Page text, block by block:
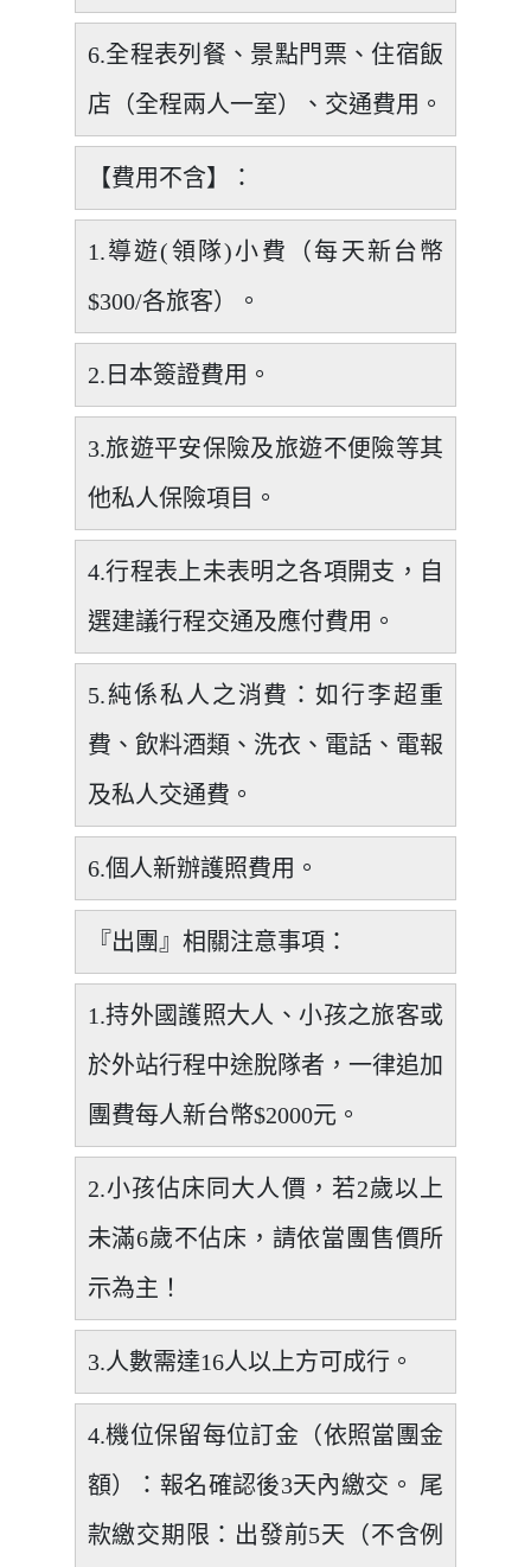
6.全程表列餐、景點門票、住宿飯
店（全程兩人一室）、交通費用。
【費用不含】：
1.導遊(領隊)小費（每天新台幣
$300/各旅客）。
2.日本簽證費用。
3.旅遊平安保險及旅遊不便險等其
他私人保險項目。
4.行程表上未表明之各項開支，自
選建議行程交通及應付費用。
5.純係私人之消費：如行李超重
費、飲料酒類、洗衣、電話、電報
及私人交通費。
6.個人新辦護照費用。
『出團』相關注意事項：
1.持外國護照大人、小孩之旅客或
於外站行程中途脫隊者，一律追加
團費每人新台幣$2000元。
2.小孩佔床同大人價，若2歲以上
未滿6歲不佔床，請依當團售價所
示為主！
3.人數需達16人以上方可成行。
4.機位保留每位訂金（依照當團金
額）：報名確認後3天內繳交。 尾
款繳交期限：出發前5天（不含例